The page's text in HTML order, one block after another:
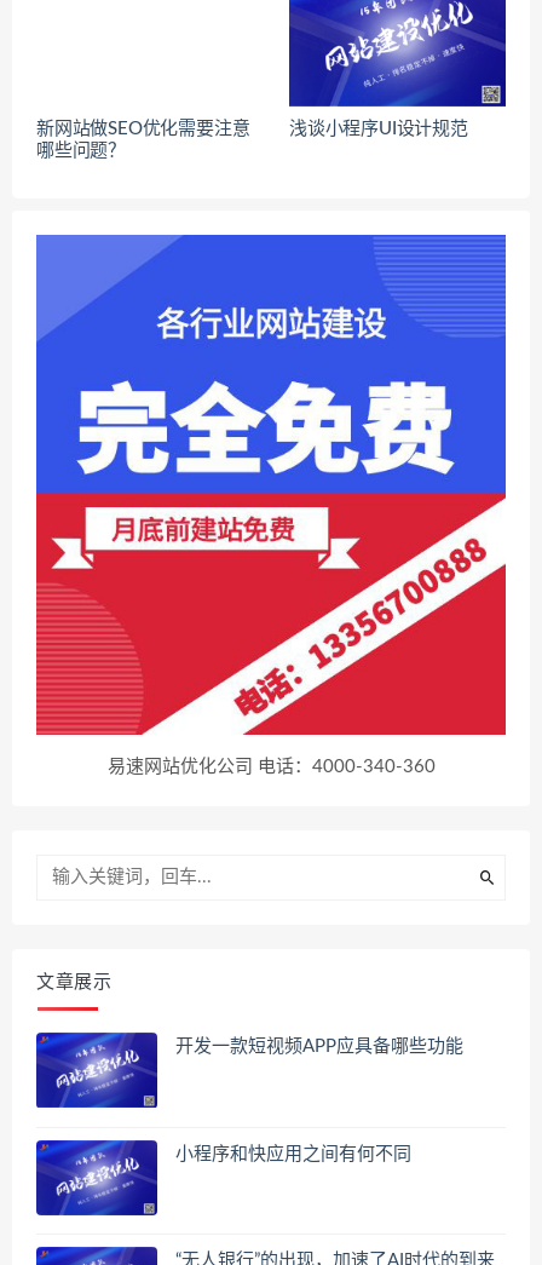
新网站做SEO优化需要注意
哪些问题？
浅谈小程序UI设计规范
易速网站优化公司 电话：4000-340-360
文章展示
开发一款短视频APP应具备哪些功能
小程序和快应用之间有何不同
“无人银行”的出现，加速了AI时代的到来